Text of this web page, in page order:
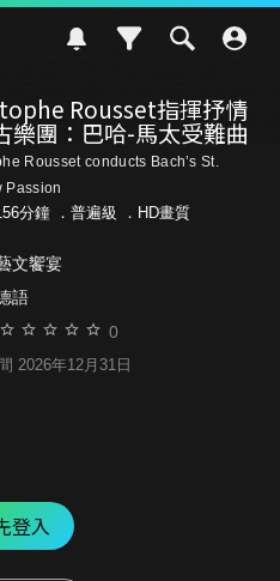
Rousset指揮抒情
樂團：巴哈-馬太受難曲
Rousset conducts Bach’s St.
Passion
分鐘 ． 普遍級 ．HD畫質
文饗宴
語
0
2026年12月31日
登入